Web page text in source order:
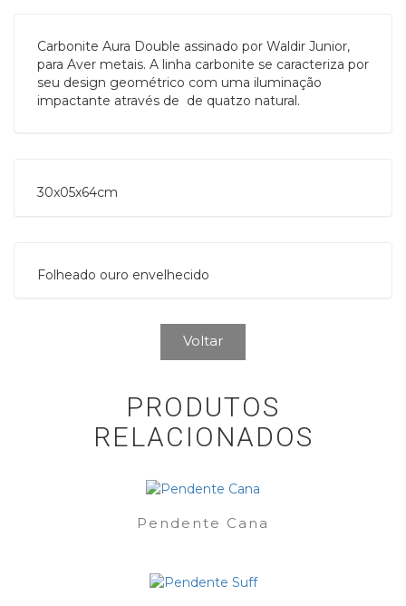
Carbonite Aura Double assinado por Waldir Junior,
para Aver metais. A linha carbonite se caracteriza por
seu design geométrico com uma iluminação
impactante através de de quatzo natural.
30x05x64cm
Folheado ouro envelhecido
Voltar
PRODUTOS
RELACIONADOS
Pendente Cana